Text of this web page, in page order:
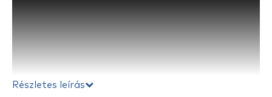
Részletes leírás